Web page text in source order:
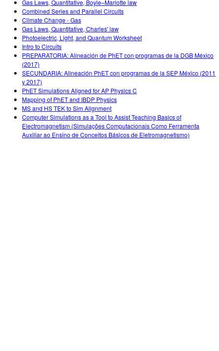
Gas Laws, Quantitative, Boyle–Mariotte law
Combined Series and Parallel Circuits
Climate Change - Gas
Gas Laws, Quantitative, Charles' law
Photoelectric, Light, and Quantum Worksheet
Intro to Circuits
PREPARATORIA: Alineación de PhET con programas de la DGB México
(2017)
SECUNDARIA: Alineación PhET con programas de la SEP México (2011
y 2017)
PhET Simulations Aligned for AP Physics C
Mapping of PhET and IBDP Physics
MS and HS TEK to Sim Alignment
Computer Simulations as a Tool to Assist Teaching Basics of
Electromagnetism (Simulações Computacionais Como Ferramenta
Auxiliar ao Ensino de Conceitos Básicos de Eletromagnetismo)